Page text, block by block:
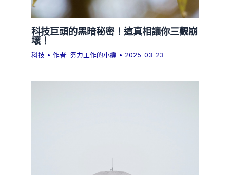
科技巨頭的黑暗秘密！這真相讓你三觀崩
壞！
科技 • 作者:努力工作的小編 • 2025-03-23